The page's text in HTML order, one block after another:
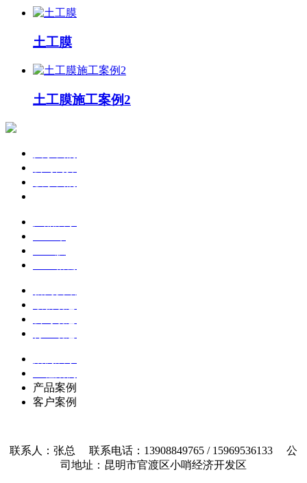
土工膜
土工膜施工案例2
产品案例
客户案例
联系人：张总 联系电话：13908849765 / 15969536133 公
司地址：昆明市官渡区小哨经济开发区